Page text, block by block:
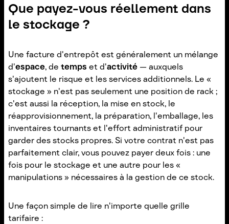
Que payez-vous réellement dans
le stockage ?
Une facture d'entrepôt est généralement un mélange
d'espace, de temps et d'activité — auxquels
s'ajoutent le risque et les services additionnels. Le «
stockage » n'est pas seulement une position de rack ;
c'est aussi la réception, la mise en stock, le
réapprovisionnement, la préparation, l'emballage, les
inventaires tournants et l'effort administratif pour
garder des stocks propres. Si votre contrat n'est pas
parfaitement clair, vous pouvez payer deux fois : une
fois pour le stockage et une autre pour les «
manipulations » nécessaires à la gestion de ce stock.
Une façon simple de lire n'importe quelle grille
tarifaire :